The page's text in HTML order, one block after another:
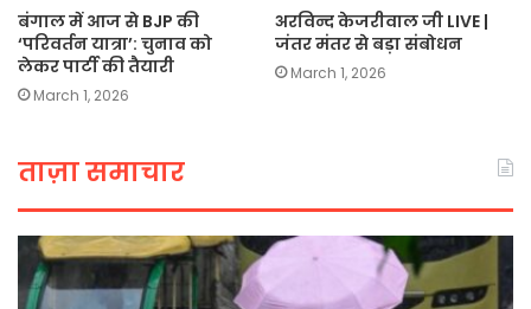
बंगाल में आज से BJP की
‘परिवर्तन यात्रा’: चुनाव को
लेकर पार्टी की तैयारी
March 1, 2026
अरविन्द केजरीवाल जी LIVE |
जंतर मंतर से बड़ा संबोधन
March 1, 2026
ताज़ा समाचार